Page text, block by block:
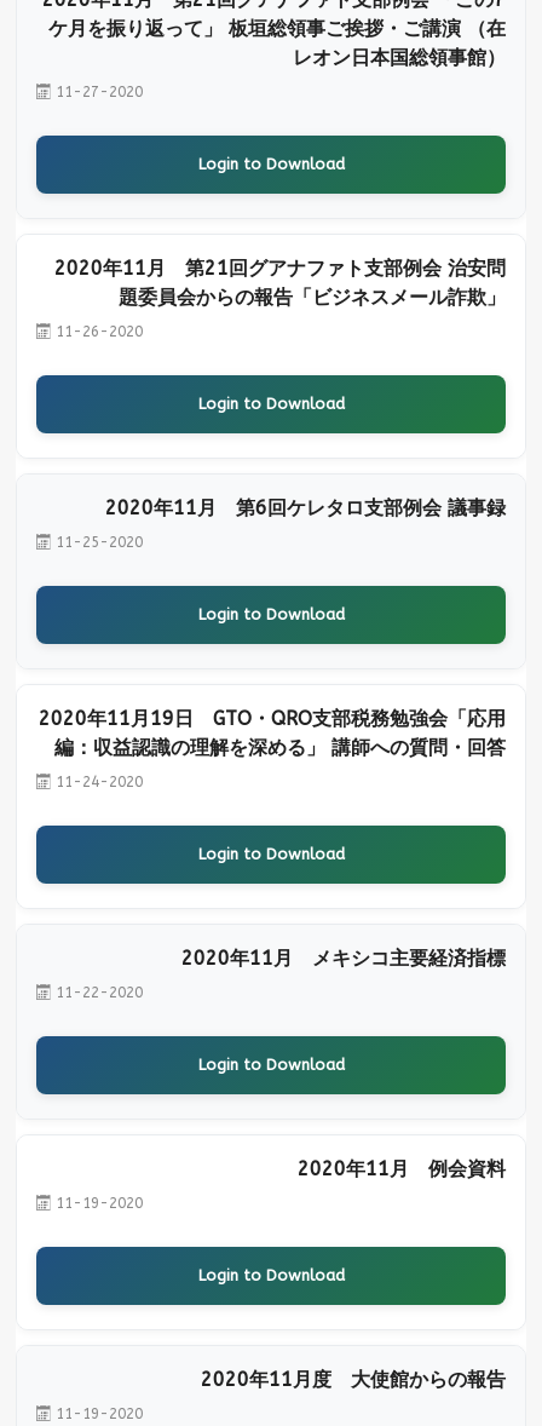
ケ月を振り返って」 板垣総領事ご挨拶・ご講演 （在
レオン日本国総領事館）
11-27-2020
Login to Download
2020年11月 第21回グアナファト支部例会 治安問
題委員会からの報告「ビジネスメール詐欺」
11-26-2020
Login to Download
2020年11月 第6回ケレタロ支部例会 議事録
11-25-2020
Login to Download
2020年11月19日 GTO・QRO支部税務勉強会「応用
編：収益認識の理解を深める」 講師への質問・回答
11-24-2020
Login to Download
2020年11月 メキシコ主要経済指標
11-22-2020
Login to Download
2020年11月 例会資料
11-19-2020
Login to Download
2020年11月度 大使館からの報告
11-19-2020